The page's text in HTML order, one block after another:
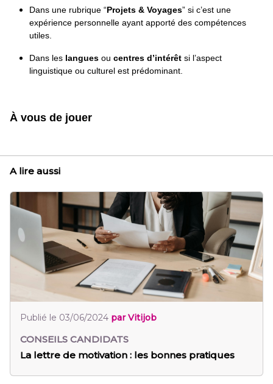
Dans une rubrique “Projets & Voyages” si c’est une
expérience personnelle ayant apporté des compétences
utiles.
Dans les langues ou centres d’intérêt si l’aspect
linguistique ou culturel est prédominant.
À vous de jouer
A lire aussi
Publié le 03/06/2024par Vitijob
CONSEILS CANDIDATS
La lettre de motivation : les bonnes pratiques